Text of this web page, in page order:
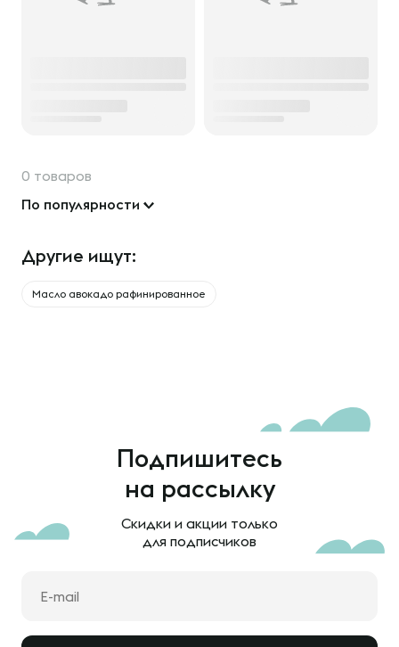
0 товаров
По популярности
Другие ищут:
Масло авокадо рафинированное
Подпишитесь
на рассылку
Скидки и акции только
для подписчиков